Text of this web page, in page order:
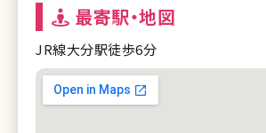
最寄駅・地図
JR線大分駅徒歩6分